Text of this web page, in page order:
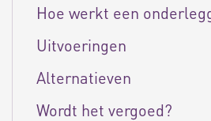
Hoe werkt een
Uitvoeringen
Alternatieven
Wordt het vergoed?